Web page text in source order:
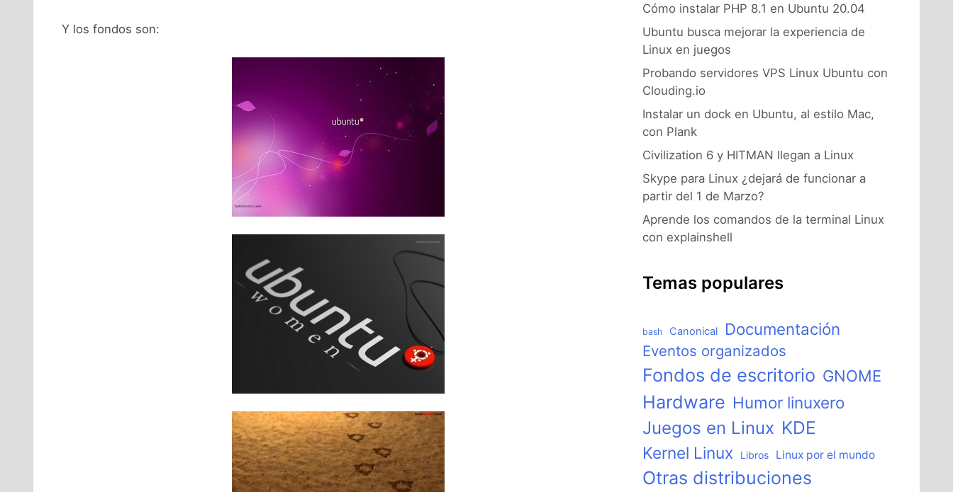
Y los fondos son:
Cómo instalar PHP 8.1 en Ubuntu 20.04
Ubuntu busca mejorar la experiencia de
Linux en juegos
Probando servidores VPS Linux Ubuntu con
Clouding.io
Instalar un dock en Ubuntu, al estilo Mac,
con Plank
Civilization 6 y HITMAN llegan a Linux
Skype para Linux ¿dejará de funcionar a
partir del 1 de Marzo?
Aprende los comandos de la terminal Linux
con explainshell
Temas populares
bash Canonical Documentación
Eventos organizados
Fondos de escritorio GNOME
Hardware Humor linuxero
Juegos en Linux KDE
Kernel Linux Libros Linux por el mundo
Otras distribuciones